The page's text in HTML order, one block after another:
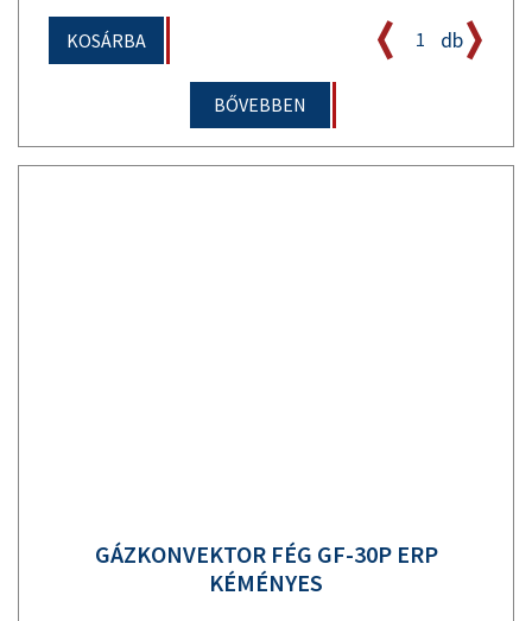
KOSÁRBA db
BŐVEBBEN
GÁZKONVEKTOR FÉG GF-30P ERP
KÉMÉNYES